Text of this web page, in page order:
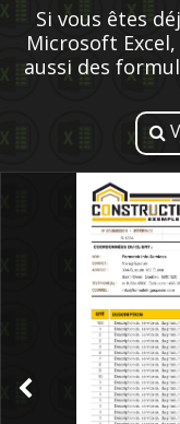
Si vous êtes
Microsoft
aussi des
